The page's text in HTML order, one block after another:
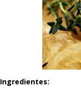
Ingredientes: